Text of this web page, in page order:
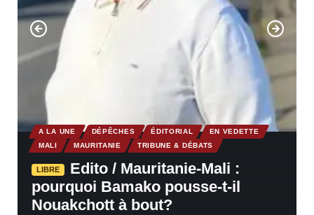
A LA UNE DÉPÊCHES ÉDITORIAL
EN VEDETTE
MALI
MAURITANIE TRIBUNE & DÉBATS
LIBRE
Edito / Mauritanie-Mali :
pourquoi Bamako pousse-t-il
Nouakchott à bout?